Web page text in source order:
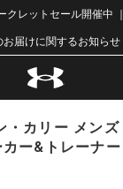
クレットセール開催中
お届けに関するお知らせ
・カリー メン
ー&トレーナ